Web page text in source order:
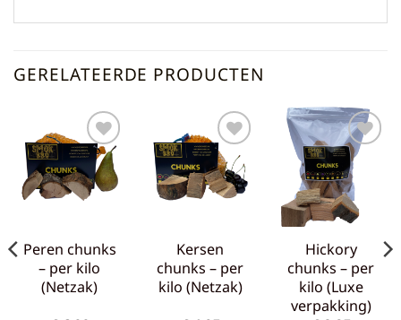
GERELATEERDE PRODUCTEN
Toevoegen
aan
verlanglijst
Peren chunks
– per kilo
(Netzak)
Toevoegen
aan
verlanglijst
Kersen
chunks – per
kilo (Netzak)
Toevoegen
aan
verlanglijst
Hickory
chunks – per
kilo (Luxe
verpakking)